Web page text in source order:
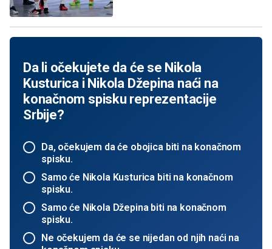
Da li očekujete da će se Nikola
Kusturica i Nikola Džepina naći na
konačnom spisku reprezentacije
Srbije?
Da, očekujem da će obojica biti na konačnom
spisku.
Samo će Nikola Kusturica biti na konačnom
spisku.
Samo će Nikola Džepina biti na konačnom
spisku.
Ne očekujem da će se nijedan od njih naći na